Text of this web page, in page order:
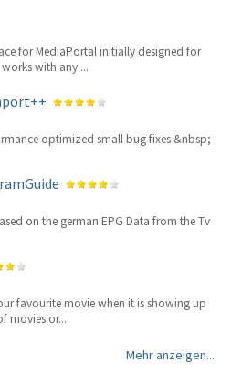
for MediaPortal initially designed for
with any ...
optimized small bug fixes &nbsp;
on the german EPG Data from the Tv
favourite movie when it is showing up
movies or...
Mehr anzeigen...